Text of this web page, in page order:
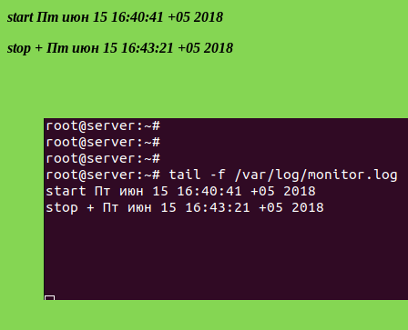
start Пт июн 15 16:40:41 +05 2018
stop + Пт июн 15 16:43:21 +05 2018